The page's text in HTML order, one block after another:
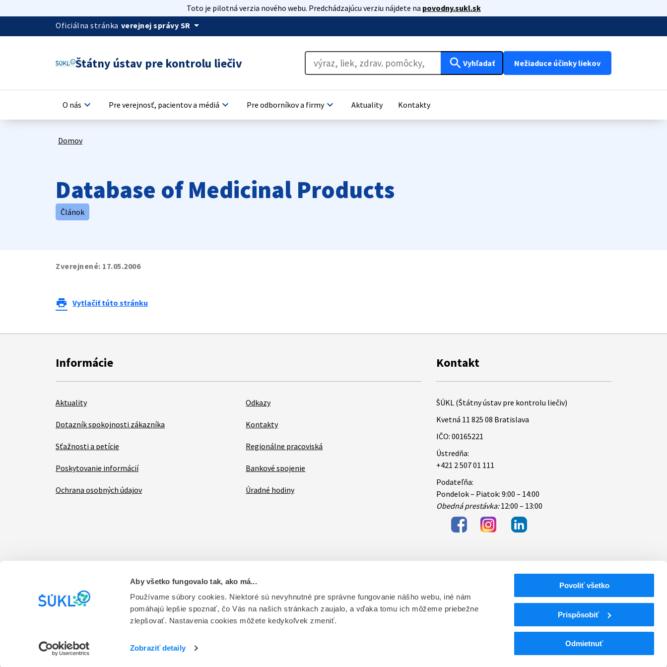
Aby všetko fungovalo tak, ako má...
Používame súbory cookies. Niektoré sú nevyhnutné pre správne fungovanie nášho webu, iné nám
pomáhajú lepšie spoznať, čo Vás na našich stránkach zaujalo, a vďaka tomu ich môžeme priebežne
zlepšovať. Nastavenia cookies môžete kedykoľvek zmeniť.
Zobraziť detaily
Povoliť všetko
Prispôsobiť
Odmietnuť
Toto je pilotná verzia nového webu. Predchádzajúcu verziu nájdete na povodny.sukl.sk
Oficiálna stránka verejnej správy SR arrow_drop_down
Štátny ústav pre kontrolu liečiv search Vyhľadať Nežiaduce účinky liekov
O nás keyboard_arrow_down Pre verejnosť, pacientov a médiá keyboard_arrow_down Pre odborníkov a firmykeyboard_arrow_down Aktuality Kontakty
Domov
Database of Medicinal Products
Článok
Zverejnené: 17.05.2006
print Vytlačiť túto stránku
Informácie
Aktuality
Dotazník spokojnosti zákazníka
Sťažnosti a petície
Poskytovanie informácií
Ochrana osobných údajov
Odkazy
Kontakty
Regionálne pracoviská
Bankové spojenie
Úradné hodiny
Kontakt
ŠÚKL (Štátny ústav pre kontrolu liečiv)
Kvetná 11 825 08 Bratislava
IČO: 00165221
Ústredňa:
+421 2 507 01 111
Podateľňa:
Pondelok – Piatok: 9:00 – 14:00
Obedná prestávka:12:00 – 13:00
Items
Vyhlásenie o prístupnosti Kontakt na prevádzkovateľa RSS Oznamy Databázy a servis Základné zásady bezpečnosti
Prevádzkovateľom stránky je Štátny ústav pre kontrolu liečiv. Vytvorené v súlade s Jednotným dizajn manuálom elektronických